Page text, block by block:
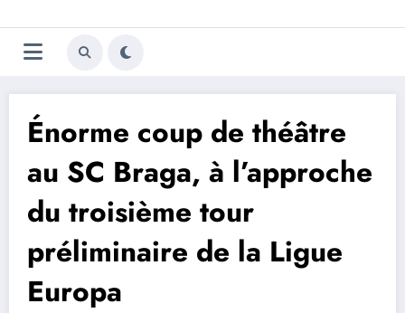
au
contenu
Trivela
L'actualité du football
Énorme coup de théâtre
au SC Braga, à l’approche
du troisième tour
préliminaire de la Ligue
Europa